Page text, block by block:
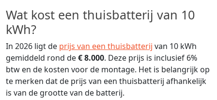
Wat kost een thuisbatterij van 10
kWh?
In 2026 ligt de prijs van een thuisbatterij van 10 kWh
gemiddeld rond de€ 8.000. Deze prijs is inclusief 6%
btw en de kosten voor de montage. Het is belangrijk op
te merken dat de prijs van een thuisbatterij afhankelijk
is van de grootte van de batterij.